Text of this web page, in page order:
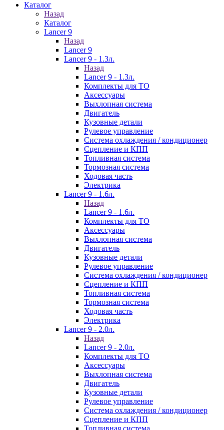
Каталог
Назад
Каталог
Lancer 9
Назад
Lancer 9
Lancer 9 - 1.3л.
Назад
Lancer 9 - 1.3л.
Комплекты для ТО
Аксессуары
Выхлопная система
Двигатель
Кузовные детали
Рулевое управление
Система охлаждения / кондиционер
Сцепление и КПП
Топливная система
Тормозная система
Ходовая часть
Электрика
Lancer 9 - 1.6л.
Назад
Lancer 9 - 1.6л.
Комплекты для ТО
Аксессуары
Выхлопная система
Двигатель
Кузовные детали
Рулевое управление
Система охлаждения / кондиционер
Сцепление и КПП
Топливная система
Тормозная система
Ходовая часть
Электрика
Lancer 9 - 2.0л.
Назад
Lancer 9 - 2.0л.
Комплекты для ТО
Аксессуары
Выхлопная система
Двигатель
Кузовные детали
Рулевое управление
Система охлаждения / кондиционер
Сцепление и КПП
Топливная система